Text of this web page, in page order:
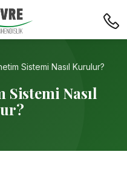
Sistemi Nasıl Kurulur?
Sistemi Nasıl